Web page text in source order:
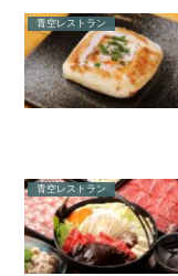
青空レストラン
青空レストラン